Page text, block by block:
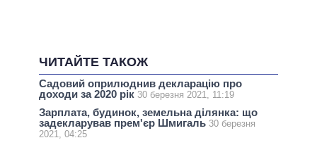
ЧИТАЙТЕ ТАКОЖ
Садовий оприлюднив декларацію про
доходи за 2020 рік 30 березня 2021, 11:19
Зарплата, будинок, земельна ділянка: що
задекларував прем'єр Шмигаль 30 березня
2021, 04:25